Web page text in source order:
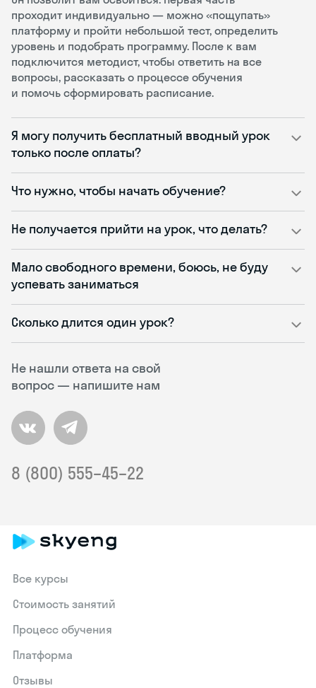
Не нашли ответа на свой
вопрос — напишите нам
8 (800) 555–45–22
проходит индивидуально — можно «пощупать»
платформу и пройти небольшой тест, определить
уровень и подобрать программу. После к вам
подключится методист, чтобы ответить на все
вопросы, рассказать о процессе обучения
и помочь сформировать расписание.
Я могу получить бесплатный вводный урок
только после оплаты?
Что нужно, чтобы начать обучение?
Не получается прийти на урок, что делать?
Мало свободного времени, боюсь, не буду
успевать заниматься
Сколько длится один урок?
Все курсы
Стоимость занятий
Процесс обучения
Платформа
Отзывы